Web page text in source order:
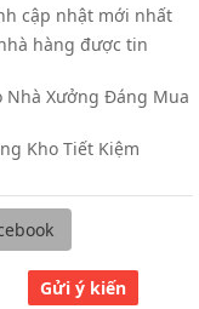
cập nhật mới nhất
hàng được tin
Nhà Xưởng Đáng Mua
Kho Tiết Kiệm
Gửi ý kiến